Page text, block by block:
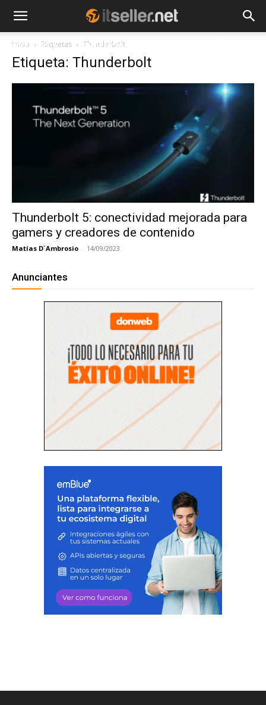
NOTICIAS TENDENCIAS
Inicio Etiquetas Thunderbolt
Etiqueta: Thunderbolt
Thunderbolt 5: conectividad mejorada para
gamers y creadores de contenido
Matías D´Ambrosio - 14/09/2023
Anunciantes